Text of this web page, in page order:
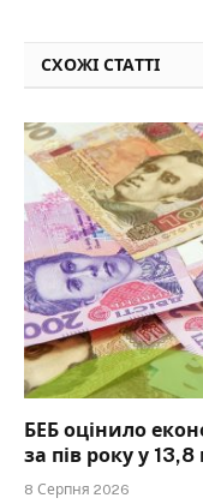
СХОЖІ СТАТТІ
БЕБ оцінило
за пів року у
8 Серпня 2026